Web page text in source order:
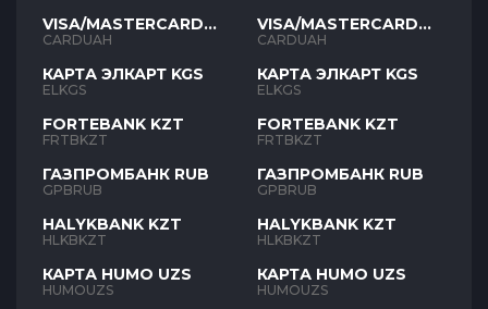
VISA/MASTERCARD
UAH
CARDUAH
КАРТА ЭЛКАРТ KGS
ELKGS
FORTEBANK KZT
FRTBKZT
ГАЗПРОМБАНК RUB
GPBRUB
HALYKBANK KZT
HLKBKZT
КАРТА HUMO UZS
HUMOUZS
VISA/MASTERCARD
UAH
CARDUAH
КАРТА ЭЛКАРТ KGS
ELKGS
FORTEBANK KZT
FRTBKZT
ГАЗПРОМБАНК RUB
GPBRUB
HALYKBANK KZT
HLKBKZT
КАРТА HUMO UZS
HUMOUZS